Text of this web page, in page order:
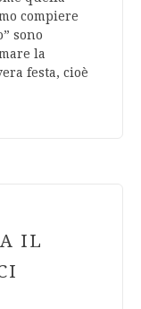
compiere
sono
la
festa, cioè
IL